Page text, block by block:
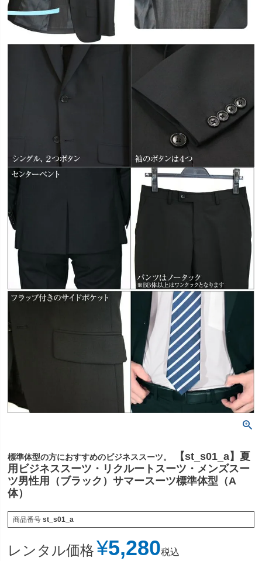
標準体型の方におすすめのビジネススーツ。
【st_s01_a】夏
用ビジネススーツ・リクルートスーツ・メンズスー
ツ男性用（ブラック）サマースーツ標準体型（A
体）
商品番号 st_s01_a
レンタル価格 ¥5,280税込